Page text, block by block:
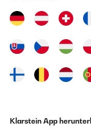
Klarstein App